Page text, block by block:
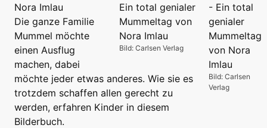
Bild: Carlsen
Verlag
Bild: Carlsen Verlag
Nora Imlau
Die ganze Familie
Mummel möchte
einen Ausflug
machen, dabei
möchte jeder etwas anderes. Wie sie es
trotzdem schaffen allen gerecht zu
werden, erfahren Kinder in diesem
Bilderbuch.